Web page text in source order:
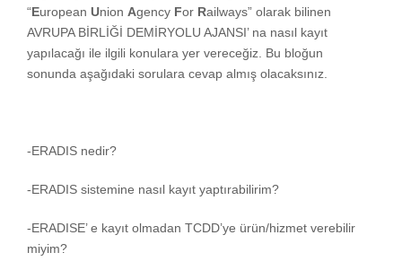
“European Union Agency For Railways” olarak bilinen
AVRUPA BİRLİĞİ DEMİRYOLU AJANSI’ na nasıl kayıt
yapılacağı ile ilgili konulara yer vereceğiz. Bu bloğun
sonunda aşağıdaki sorulara cevap almış olacaksınız.
-ERADIS nedir?
-ERADIS sistemine nasıl kayıt yaptırabilirim?
-ERADISE’ e kayıt olmadan TCDD’ye ürün/hizmet verebilir
miyim?